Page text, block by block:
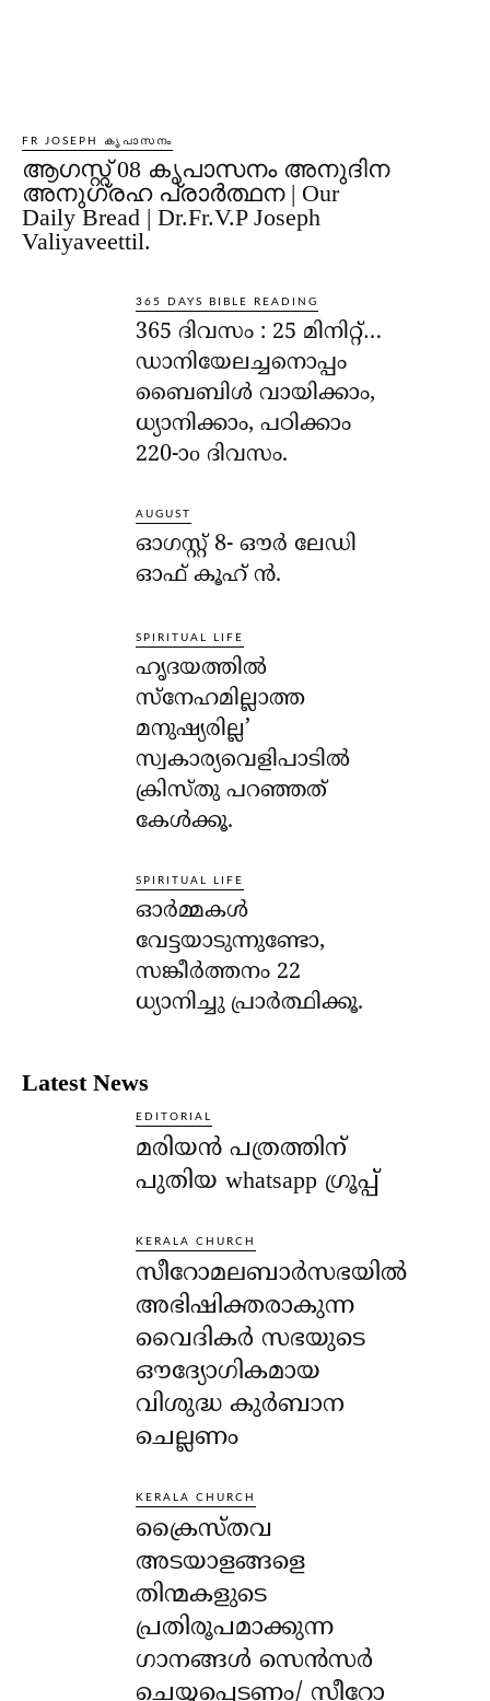
FR JOSEPH കൃപാസനം
ആഗസ്റ്റ് 08 കൃപാസനം അനുദിന
അനുഗ്രഹ പ്രാർത്ഥന | Our
Daily Bread | Dr.Fr.V.P Joseph
Valiyaveettil.
365 DAYS BIBLE READING
365 ദിവസം : 25 മിനിറ്റ്…
ഡാനിയേലച്ചനൊപ്പം
ബൈബിൾ വായിക്കാം,
ധ്യാനിക്കാം, പഠിക്കാം
220-ാo ദിവസം.
AUGUST
ഓഗസ്റ്റ് 8- ഔര്‍ ലേഡി
ഓഫ് കൂഹ് ന്‍.
SPIRITUAL LIFE
ഹൃദയത്തില്‍
സ്‌നേഹമില്ലാത്ത
മനുഷ്യരില്ല’
സ്വകാര്യവെളിപാടില്‍
ക്രിസ്തു പറഞ്ഞത്
കേള്‍ക്കൂ.
SPIRITUAL LIFE
ഓര്‍മ്മകള്‍
വേട്ടയാടുന്നുണ്ടോ,
സങ്കീര്‍ത്തനം 22
ധ്യാനിച്ചു പ്രാര്‍ത്ഥിക്കൂ.
Latest News
EDITORIAL
മരിയൻ പത്രത്തിന്
പുതിയ whatsapp ഗ്രൂപ്പ്
KERALA CHURCH
സീറോമലബാർസഭയിൽ
അഭിഷിക്തരാകുന്ന
വൈദികർ സഭയുടെ
ഔദ്യോഗികമായ
വിശുദ്ധ കുർബാന
ചെല്ലണം
KERALA CHURCH
ക്രൈസ്തവ
അടയാളങ്ങളെ
തിന്മകളുടെ
പ്രതിരൂപമാക്കുന്ന
ഗാനങ്ങൾ സെൻസർ
ചെയ്യപ്പെടണം/ സീറോ